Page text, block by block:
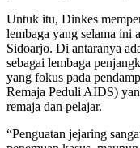
Untuk itu, Dinkes
lembaga yang selama
Sidoarjo. Di antaranya
sebagai lembaga
yang fokus pada
Remaja Peduli AIDS)
remaja dan pelajar.
“Penguatan jejaring